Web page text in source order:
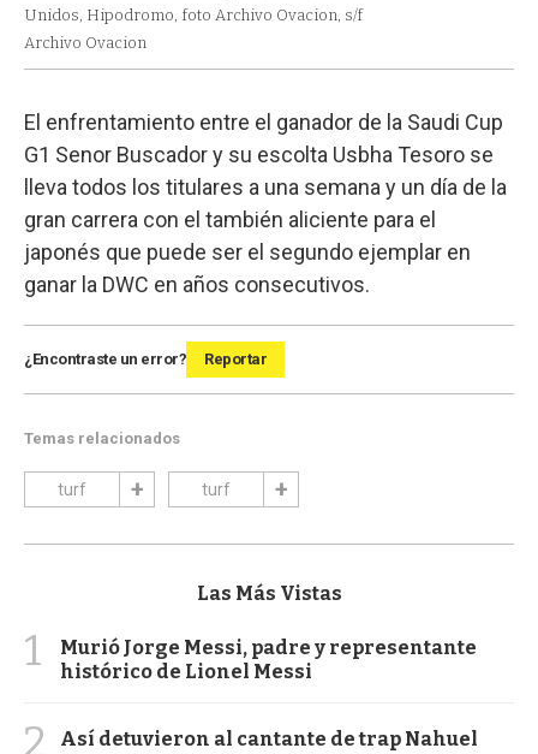
Unidos, Hipodromo, foto Archivo Ovacion, s/f
Archivo Ovacion
El enfrentamiento entre el ganador de la Saudi Cup
G1 Senor Buscador y su escolta Usbha Tesoro se
lleva todos los titulares a una semana y un día de la
gran carrera con el también aliciente para el
japonés que puede ser el segundo ejemplar en
ganar la DWC en años consecutivos.
¿Encontraste un error? Reportar
Temas relacionados
turf turf
Las Más Vistas
1
Murió Jorge Messi, padre y representante
histórico de Lionel Messi
2
Así detuvieron al cantante de trap Nahuel